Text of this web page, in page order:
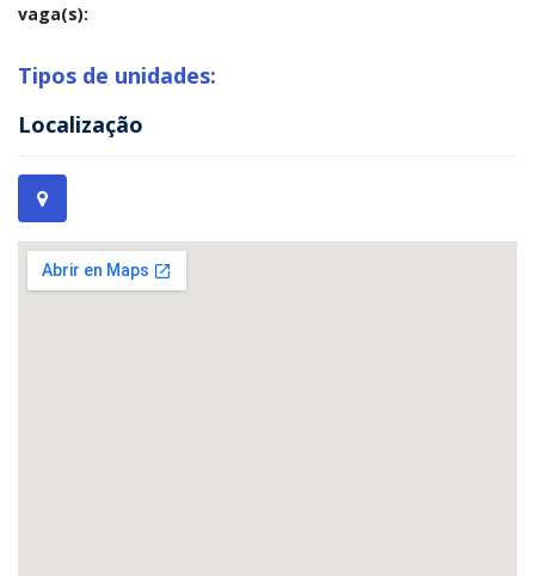
vaga(s):
Tipos de unidades:
Localização